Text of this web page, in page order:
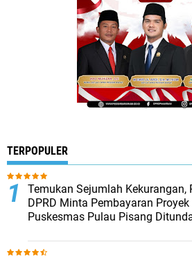
TERPOPULER
Temukan Sejumlah Kekurangan,
DPRD Minta Pembayaran Proyek
Puskesmas Pulau Pisang